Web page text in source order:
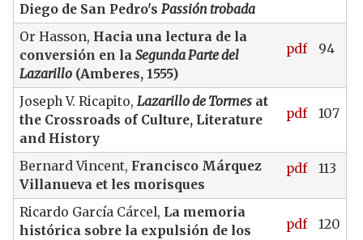
Diego de San Pedro's Passión trobada
Or Hasson, Hacia una lectura de la
conversión en la Segunda Parte del
Lazarillo(Amberes, 1555)
pdf 94
Joseph V. Ricapito, Lazarillo de Tormesat
the Crossroads of Culture, Literature
and History
pdf 107
Bernard Vincent, Francisco Márquez
Villanueva et les morisques
pdf 113
Ricardo García Cárcel, La memoria
histórica sobre la expulsión de los
pdf 120